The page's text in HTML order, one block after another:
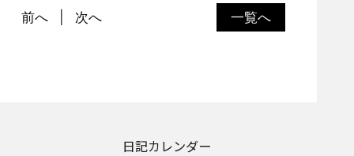
一覧へ
前へ 次へ
日記カレンダー